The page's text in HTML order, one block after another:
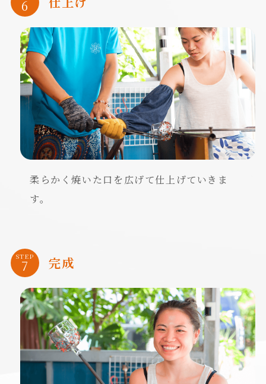
柔らかく焼いた口を広げて仕上げていきま
す。
STEP 完成